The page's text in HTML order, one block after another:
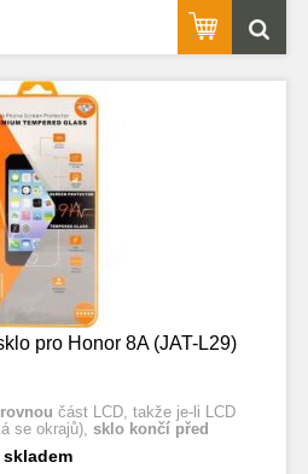
pro Honor 8A (JAT-L29)
část LCD, takže je-li LCD
se okrajů), sklo končí před
skladem